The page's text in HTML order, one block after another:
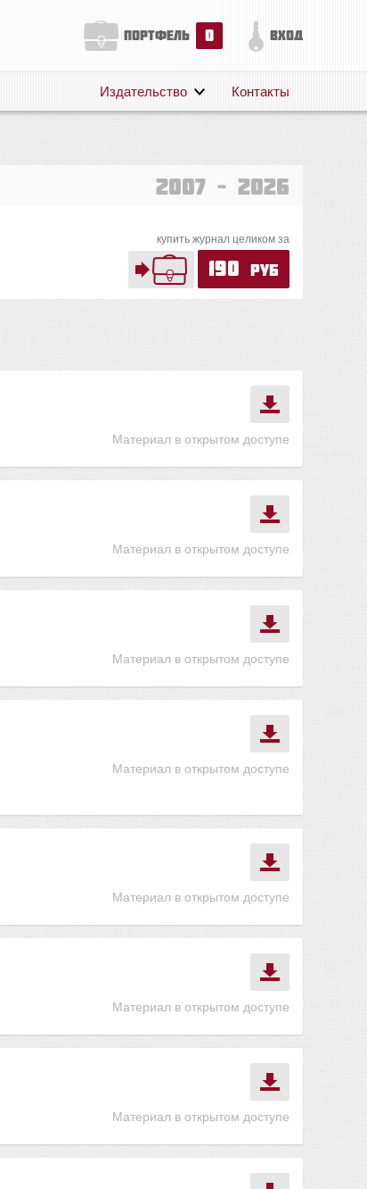
портфель 0 вход
Поддержка
Издательство Контакты
2007 – 2026
купить журнал целиком за
190 руб
Материал в открытом доступе
Материал в открытом доступе
Материал в открытом доступе
Материал в открытом доступе
Материал в открытом доступе
Материал в открытом доступе
Материал в открытом доступе